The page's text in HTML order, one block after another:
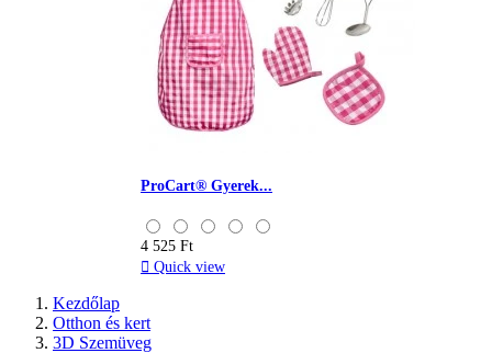
ProCart® Gyerek...
4 525 Ft
 Quick view
Kezdőlap
Otthon és kert
3D Szemüveg